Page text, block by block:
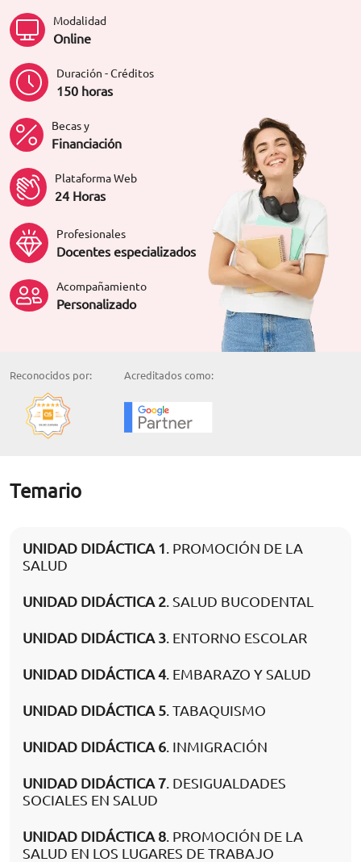
Modalidad
Online
Duración - Créditos
150 horas
Becas y
Financiación
Plataforma Web
24 Horas
Profesionales
Docentes especializados
Acompañamiento
Personalizado
Reconocidos por: Acreditados como:
Temario
UNIDAD DIDÁCTICA 1. PROMOCIÓN DE LA
SALUD
UNIDAD DIDÁCTICA 2. SALUD BUCODENTAL
UNIDAD DIDÁCTICA 3. ENTORNO ESCOLAR
UNIDAD DIDÁCTICA 4. EMBARAZO Y SALUD
UNIDAD DIDÁCTICA 5. TABAQUISMO
UNIDAD DIDÁCTICA 6. INMIGRACIÓN
UNIDAD DIDÁCTICA 7. DESIGUALDADES
SOCIALES EN SALUD
UNIDAD DIDÁCTICA 8. PROMOCIÓN DE LA
SALUD EN LOS LUGARES DE TRABAJO